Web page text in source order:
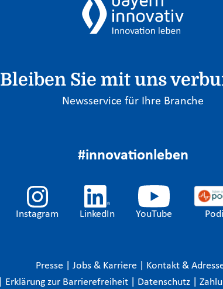
Bleiben Sie mit uns
Newsservice für Ihre Branche
#innovationleben
Instagram LinkedIn YouTube
Presse Jobs & Karriere
Kontakt &
Erklärung zur Barrierefreiheit Datenschutz